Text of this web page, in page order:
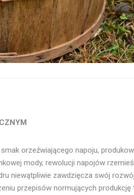
orzeźwiającego napoju,
mody, rewolucji napojów
niewątpliwie zawdzięcza swój
przepisów normujących